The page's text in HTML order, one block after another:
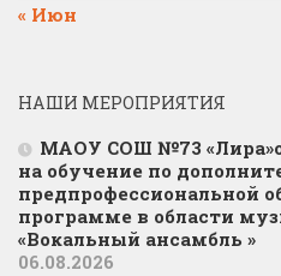
« Июн
НАШИ МЕРОПРИЯТИЯ
МАОУ СОШ №73
на обучение по
предпрофессиональной
программе в области
«Вокальный ансамбль »
06.08.2026